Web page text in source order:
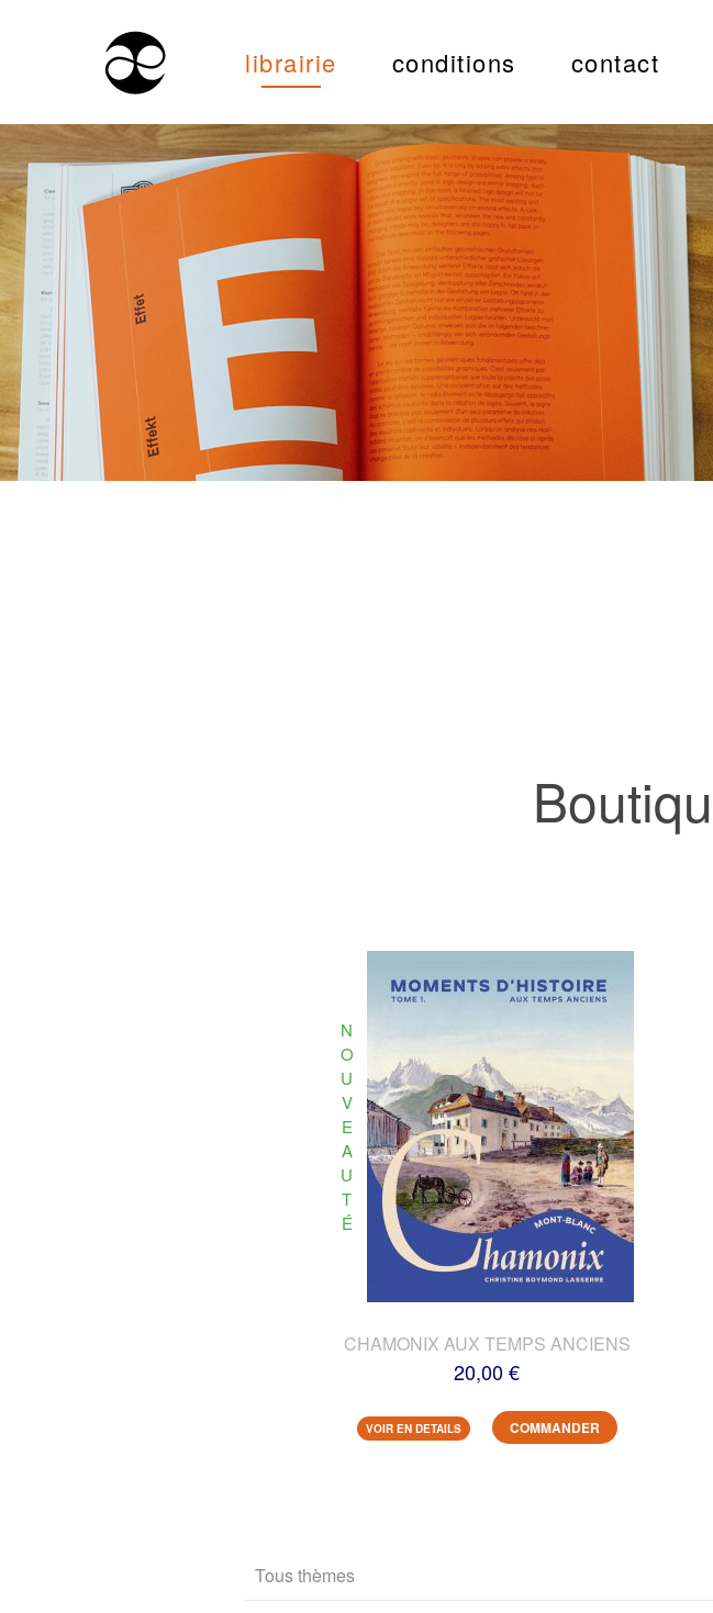
librairie conditions contact
N
O
U
V
E
A
U
T
É
CHAMONIX AUX TEMPS ANCIENS
20,00 €
VOIR EN DETAILS COMMANDER